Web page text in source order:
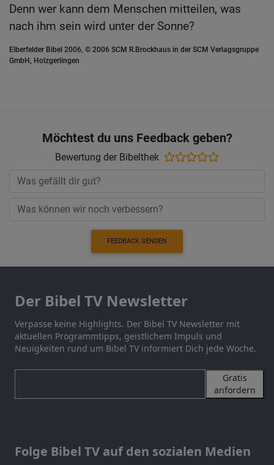
Denn wer kann dem Menschen mitteilen, was
nach ihm sein wird unter der Sonne?
Elberfelder Bibel 2006, © 2006 SCM R.Brockhaus in der SCM Verlagsgruppe
GmbH, Holzgerlingen
Möchtest du uns Feedback geben?
Bewertung der Bibelthek
FEEDBACK SENDEN
Der Bibel TV Newsletter
Verpasse keine Highlights. Der Bibel TV Newsletter mit
aktuellen Programmtipps, geistlichem Impuls und
Neuigkeiten rund um Bibel TV informiert Dich jede Woche.
Gratis
anfordern
Folge Bibel TV auf den sozialen Medien